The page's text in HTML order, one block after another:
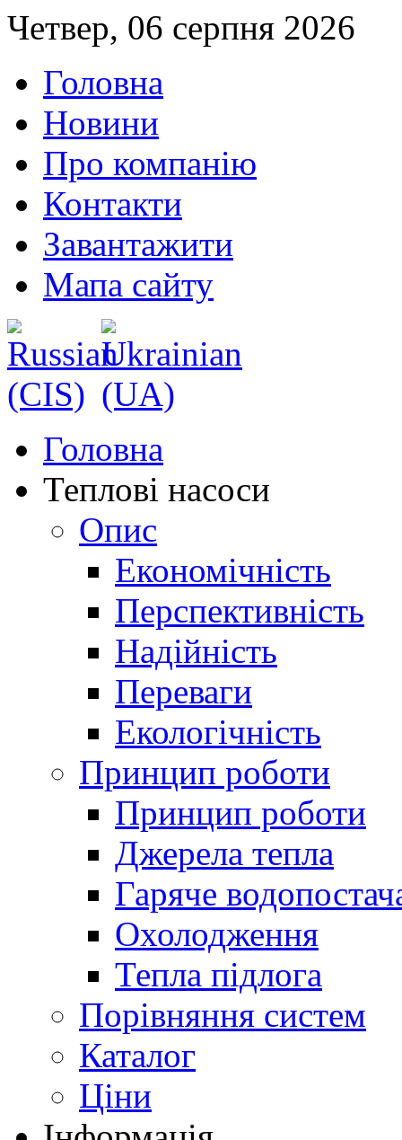
Четвер, 06 серпня 2026
Головна
Новини
Про компанію
Контакти
Завантажити
Мапа сайту
Головна
Теплові насоси
Опис
Економічність
Перспективність
Надійність
Переваги
Екологічність
Принцип роботи
Принцип роботи
Джерела тепла
Гаряче
Охолодження
Тепла підлога
Порівняння систем
Каталог
Ціни